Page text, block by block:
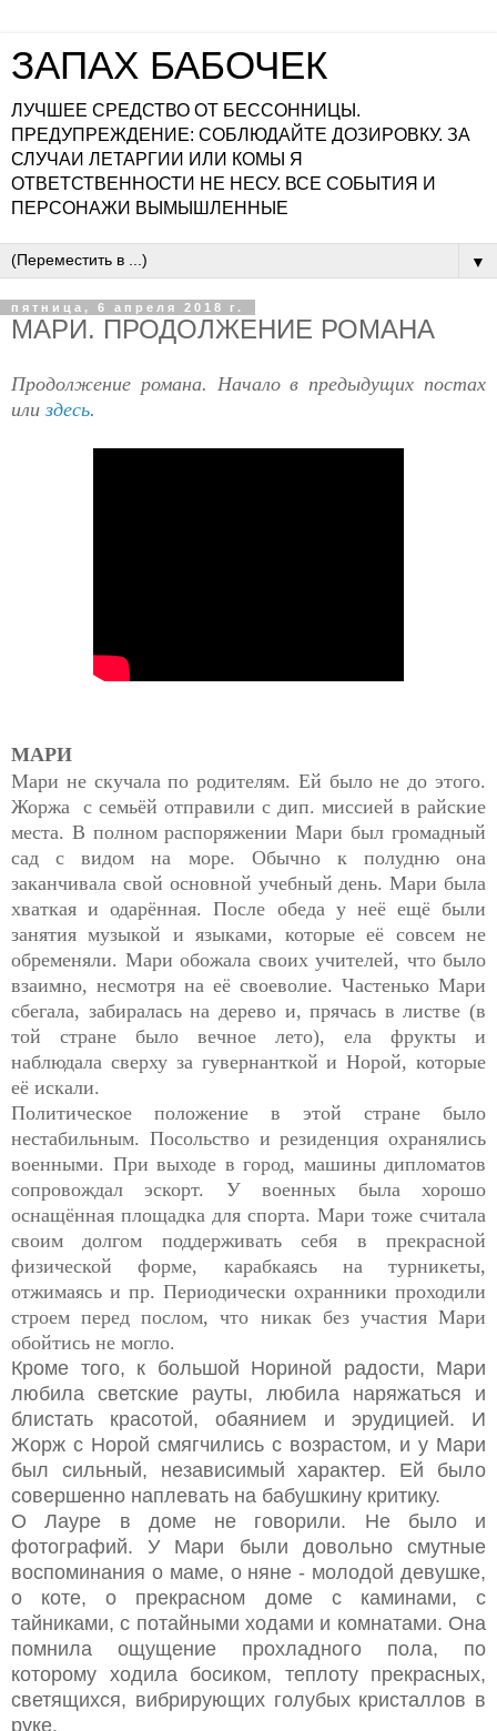
ЗАПАХ БАБОЧЕК
ЛУЧШЕЕ СРЕДСТВО ОТ БЕССОННИЦЫ.
ПРЕДУПРЕЖДЕНИЕ: СОБЛЮДАЙТЕ ДОЗИРОВКУ. ЗА
СЛУЧАИ ЛЕТАРГИИ ИЛИ КОМЫ Я
ОТВЕТСТВЕННОСТИ НЕ НЕСУ. ВСЕ СОБЫТИЯ И
ПЕРСОНАЖИ ВЫМЫШЛЕННЫЕ
▼
пятница, 6 апреля 2018 г.
МАРИ. ПРОДОЛЖЕНИЕ РОМАНА
Продолжение романа. Начало в предыдущих постах
или здесь.
МАРИ
Мари не скучала по родителям. Ей было не до этого.
Жоржа с семьёй отправили с дип. миссией в райские
места. В полном распоряжении Мари был громадный
сад с видом на море. Обычно к полудню она
заканчивала свой основной учебный день. Мари была
хваткая и одарённая. После обеда у неё ещё были
занятия музыкой и языками, которые её совсем не
обременяли. Мари обожала своих учителей, что было
взаимно, несмотря на её своеволие. Частенько Мари
сбегала, забиралась на дерево и, прячась в листве (в
той стране было вечное лето), ела фрукты и
наблюдала сверху за гувернанткой и Норой, которые
её искали.
Политическое положение в этой стране было
нестабильным. Посольство и резиденция охранялись
военными. При выходе в город, машины дипломатов
сопровождал эскорт. У военных была хорошо
оснащённая площадка для спорта. Мари тоже считала
своим долгом поддерживать себя в прекрасной
физической форме, карабкаясь на турникеты,
отжимаясь и пр. Периодически охранники проходили
строем перед послом, что никак без участия Мари
обойтись не могло.
Кроме того, к большой Нориной радости, Мари
любила светские рауты, любила наряжаться и
блистать красотой, обаянием и эрудицией. И
Жорж с Норой смягчились с возрастом, и у Мари
был сильный, независимый характер. Ей было
совершенно наплевать на бабушкину критику.
О Лауре в доме не говорили. Не было и
фотографий. У Мари были довольно смутные
воспоминания о маме, о няне - молодой девушке,
о коте, о прекрасном доме с каминами, с
тайниками, с потайными ходами и комнатами. Она
помнила ощущение прохладного пола, по
которому ходила босиком, теплоту прекрасных,
светящихся, вибрирующих голубых кристаллов в
руке.